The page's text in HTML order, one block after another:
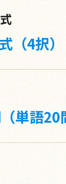
（4択）
単語20